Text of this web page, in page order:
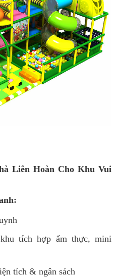
Liên Hoàn Cho Khu Vui
tích hợp ẩm thực, mini
tích & ngân sách